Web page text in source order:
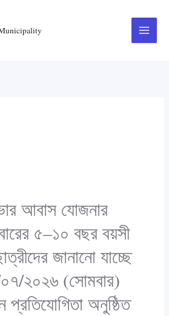
আবাস যোজনার
৫–১০ বছর বয়সী
জানানো যাচ্ছে
২০২৬ (সোমবার)
প্রতিযোগিতা অনুষ্ঠিত